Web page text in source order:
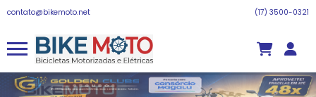
contato@bikemoto.net (17) 3500-0321